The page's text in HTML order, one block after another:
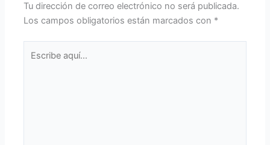
Tu dirección de correo electrónico no será publicada.
Los campos obligatorios están marcados con *
aquí...